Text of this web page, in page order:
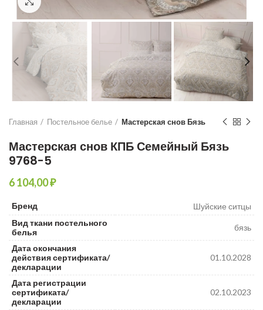
Главная Постельное белье Мастерская снов Бязь
Мастерская снов КПБ Семейный Бязь
9768-5
₽
Бренд
Шуйские ситцы
Вид ткани постельного
белья
бязь
Дата окончания
действия сертификата/
декларации
01.10.2028
Дата регистрации
сертификата/
декларации
02.10.2023